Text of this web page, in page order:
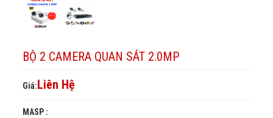
BỘ 2 CAMERA QUAN SÁT 2.0MP
Giá:Liên Hệ
MASP :